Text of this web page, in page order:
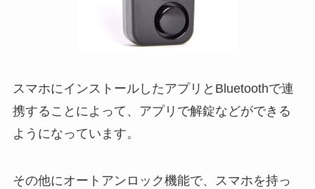
スマホにインストールしたアプリとBluetoothで連
携することによって、アプリで解錠などができる
ようになっています。
その他にオートアンロック機能で、スマホを持っ